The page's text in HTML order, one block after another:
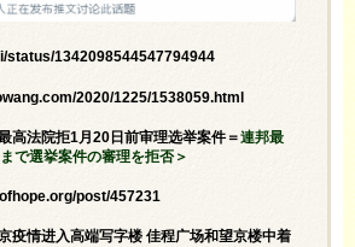
status/1342098544547794944
2020/1225/1538059.html
高法院拒1月20日前审理选举案件＝連邦最
で選挙案件の審理を拒否＞
post/457231
疫情进入高端写字楼 佳程广场和望京楼中着